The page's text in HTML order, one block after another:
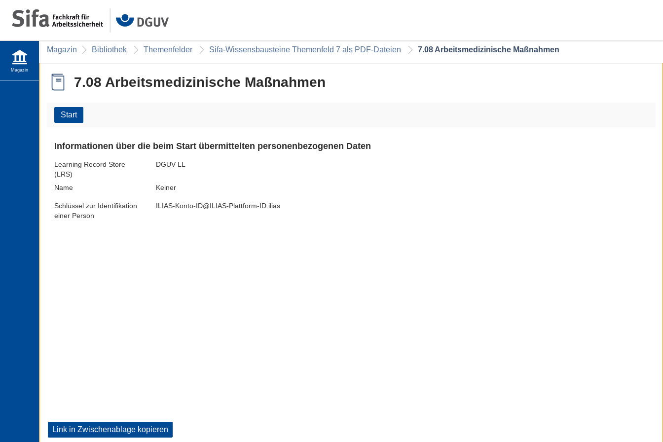
Magazin
7.08 Arbeitsmedizinische Maßnahmen
Sifa-Wissensbausteine Themenfeld 7 als PDF-Dateien
Themenfelder
Bibliothek
Magazin
7.08 Arbeitsmedizinische Maßnahmen
Start
Informationen über die beim Start übermittelten personenbezogenen Daten
Learning Record Store
(LRS)
DGUV LL
Name Keiner
Schlüssel zur Identifikation
einer Person
ILIAS-Konto-ID@ILIAS-Plattform-ID.ilias
Link in Zwischenablage kopieren